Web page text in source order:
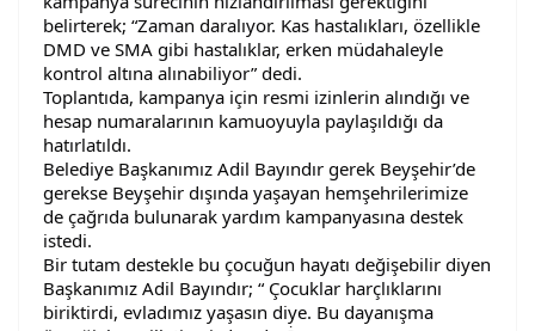
belirterek; “Zaman daralıyor. Kas hastalıkları, özellikle
DMD ve SMA gibi hastalıklar, erken müdahaleyle
kontrol altına alınabiliyor” dedi.
Toplantıda, kampanya için resmi izinlerin alındığı ve
hesap numaralarının kamuoyuyla paylaşıldığı da
hatırlatıldı.
Belediye Başkanımız Adil Bayındır gerek Beyşehir’de
gerekse Beyşehir dışında yaşayan hemşehrilerimize
de çağrıda bulunarak yardım kampanyasına destek
istedi.
Bir tutam destekle bu çocuğun hayatı değişebilir diyen
Başkanımız Adil Bayındır; “ Çocuklar harçlıklarını
biriktirdi, evladımız yaşasın diye. Bu dayanışma